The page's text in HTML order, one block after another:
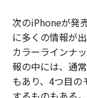
次のiPhoneが発
に多くの情報が
カラーラインナ
報の中には、通
もあり、4つ目